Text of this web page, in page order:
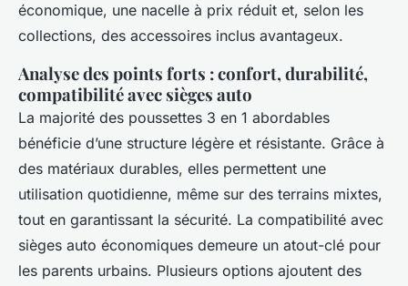
économique, une nacelle à prix réduit et, selon les
collections, des accessoires inclus avantageux.
Analyse des points forts : confort, durabilité,
compatibilité avec sièges auto
La majorité des poussettes 3 en 1 abordables
bénéficie d’une structure légère et résistante. Grâce à
des matériaux durables, elles permettent une
utilisation quotidienne, même sur des terrains mixtes,
tout en garantissant la sécurité. La compatibilité avec
sièges auto économiques demeure un atout-clé pour
les parents urbains. Plusieurs options ajoutent des